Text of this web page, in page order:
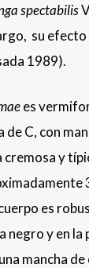
spectabilis
su
1989).
es
de C, con
cremosa y
es
negro y en
mancha